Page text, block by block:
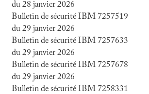
du 28 janvier 2026
Bulletin de sécurité IBM 7257519
du 29 janvier 2026
Bulletin de sécurité IBM 7257633
du 29 janvier 2026
Bulletin de sécurité IBM 7257678
du 29 janvier 2026
Bulletin de sécurité IBM 7258331